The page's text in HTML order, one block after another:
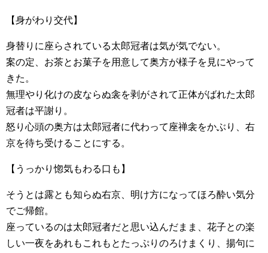
【身がわり交代】
身替りに座らされている太郎冠者は気が気でない。
案の定、お茶とお菓子を用意して奥方が様子を見にやって
きた。
無理やり化けの皮ならぬ衾を剥がされて正体がばれた太郎
冠者は平謝り。
怒り心頭の奥方は太郎冠者に代わって座禅衾をかぶり、右
京を待ち受けることにする。
【うっかり惚気もわる口も】
そうとは露とも知らぬ右京、明け方になってほろ酔い気分
でご帰館。
座っているのは太郎冠者だと思い込んだまま、花子との楽
しい一夜をあれもこれもとたっぷりのろけまくり、揚句に